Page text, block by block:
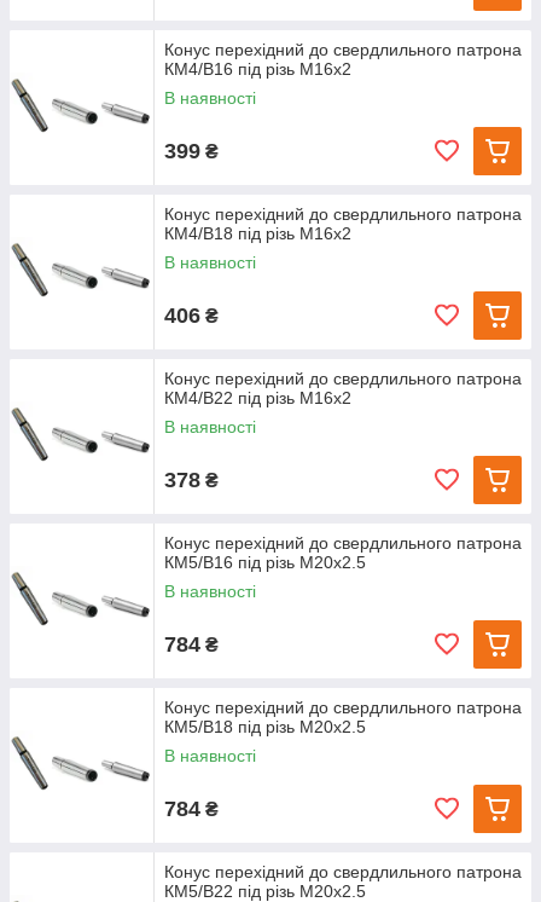
Конус перехідний до свердлильного патрона
КМ4/В16 під різь М16х2
В наявності
399 ₴
Конус перехідний до свердлильного патрона
КМ4/В18 під різь М16х2
В наявності
406 ₴
Конус перехідний до свердлильного патрона
КМ4/В22 під різь М16х2
В наявності
378 ₴
Конус перехідний до свердлильного патрона
КМ5/В16 під різь М20х2.5
В наявності
784 ₴
Конус перехідний до свердлильного патрона
КМ5/В18 під різь М20х2.5
В наявності
784 ₴
Конус перехідний до свердлильного патрона
КМ5/В22 під різь М20х2.5